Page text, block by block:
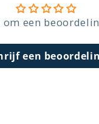
om een
een